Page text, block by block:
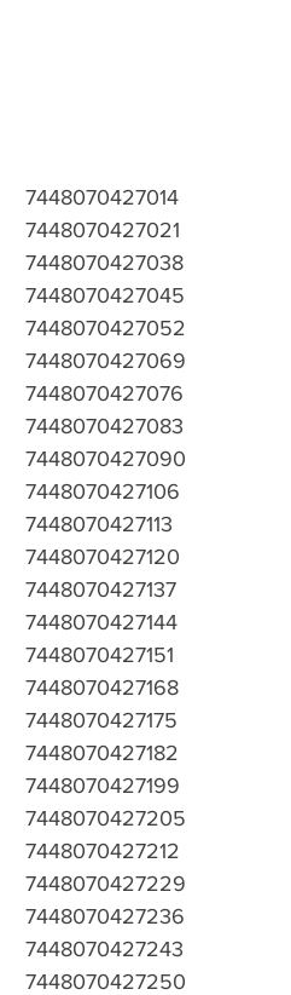
7448070427014
7448070427021
7448070427038
7448070427045
7448070427052
7448070427069
7448070427076
7448070427083
7448070427090
7448070427106
7448070427113
7448070427120
7448070427137
7448070427144
7448070427151
7448070427168
7448070427175
7448070427182
7448070427199
7448070427205
7448070427212
7448070427229
7448070427236
7448070427243
7448070427250